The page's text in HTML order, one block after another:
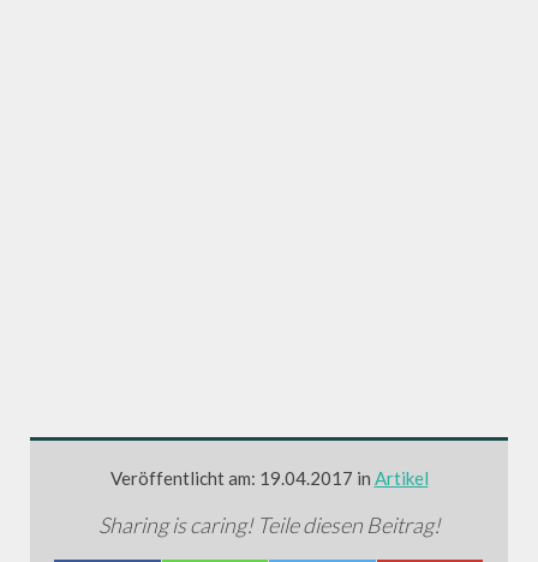
Veröffentlicht am: 19.04.2017 in Artikel
Sharing is caring! Teile diesen Beitrag!